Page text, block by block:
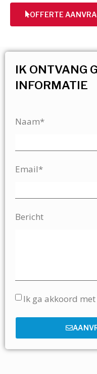
OFFERTE
IK ONTVANG
INFORMATIE
Naam*
Email*
Bericht
Ik ga akkoord